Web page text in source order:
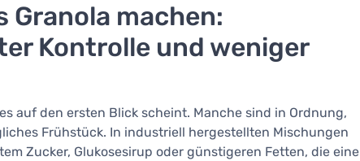
Granola machen:
Kontrolle und weniger
auf den ersten Blick scheint. Manche sind in Ordnung,
Frühstück. In industriell hergestellten Mischungen
Zucker, Glukosesirup oder günstigeren Fetten, die eine